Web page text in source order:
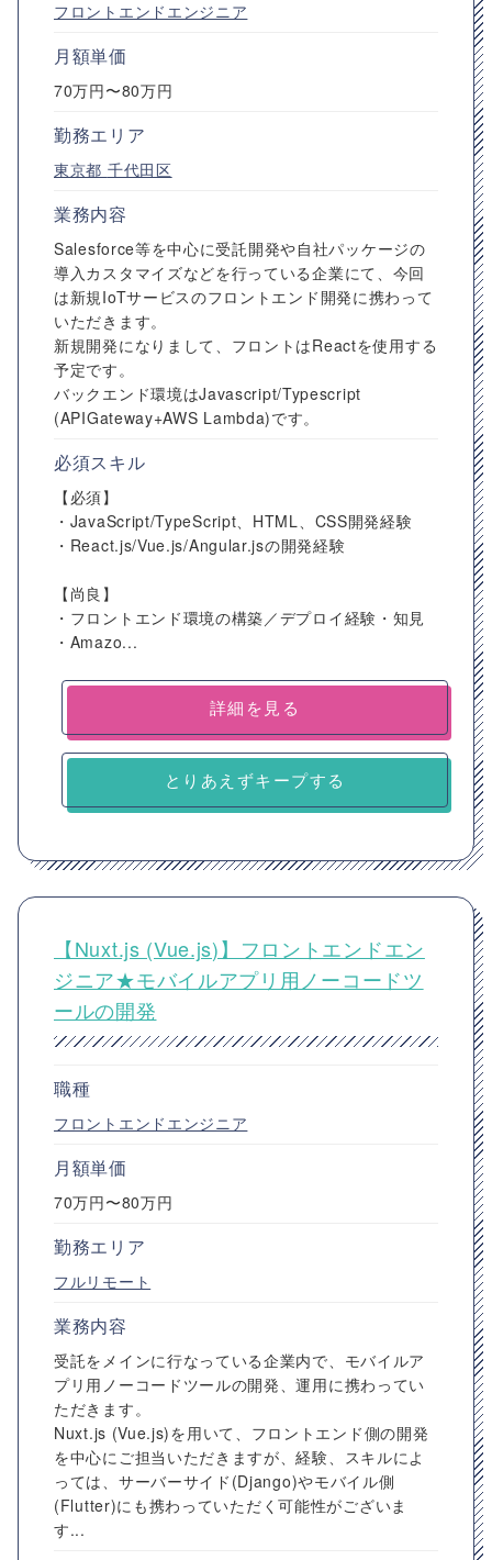
フロントエンドエンジニア
月額単価
70万円〜80万円
勤務エリア
東京都 千代田区
業務内容
Salesforce等を中心に受託開発や自社パッケージの
導入カスタマイズなどを行っている企業にて、今回
は新規IoTサービスのフロントエンド開発に携わって
いただきます。
新規開発になりまして、フロントはReactを使用する
予定です。
バックエンド環境はJavascript/Typescript
(APIGateway+AWS Lambda)です。
必須スキル
【必須】
・JavaScript/TypeScript、HTML、CSS開発経験
・React.js/Vue.js/Angular.jsの開発経験
【尚良】
・フロントエンド環境の構築／デプロイ経験・知見
・Amazo...
詳細を見る
とりあえずキープする
【Nuxt.js (Vue.js)】フロントエンドエン
ジニア★モバイルアプリ用ノーコードツ
ールの開発
職種
フロントエンドエンジニア
月額単価
70万円〜80万円
勤務エリア
フルリモート
業務内容
受託をメインに行なっている企業内で、モバイルア
プリ用ノーコードツールの開発、運用に携わってい
ただきます。
Nuxt.js (Vue.js)を用いて、フロントエンド側の開発
を中心にご担当いただきますが、経験、スキルによ
っては、サーバーサイド(Django)やモバイル側
(Flutter)にも携わっていただく可能性がございま
す...